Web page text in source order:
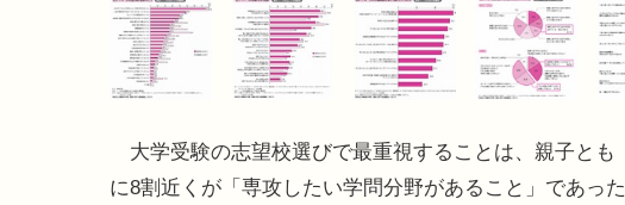
大学受験の志望校選びで最重視することは、親子とも
に8割近くが「専攻したい学問分野があること」であった